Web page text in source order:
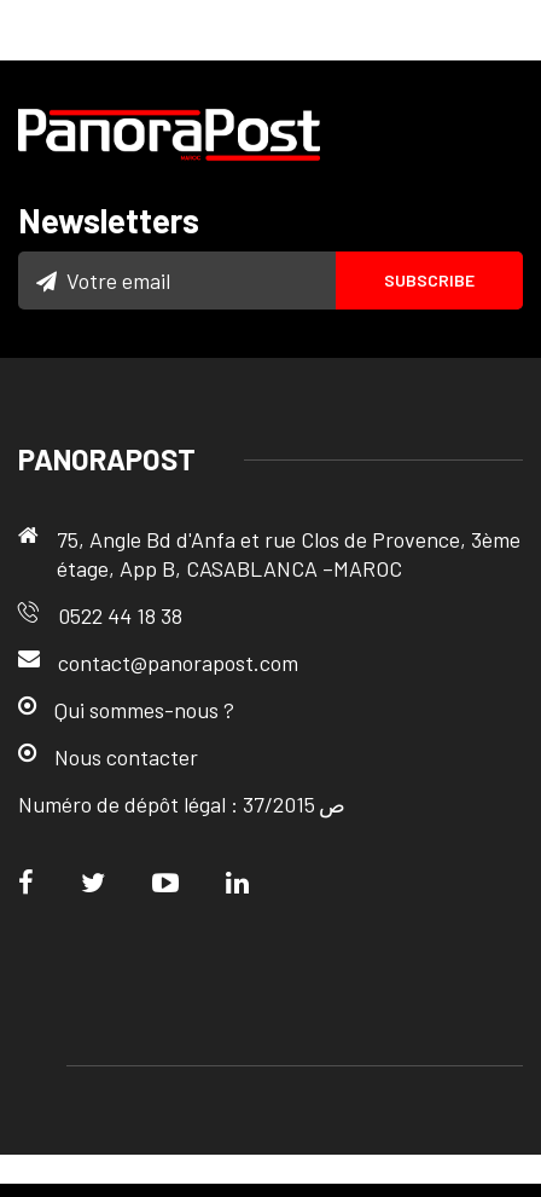
Newsletters
PANORAPOST
75, Angle Bd d'Anfa et rue Clos de Provence, 3ème
étage, App B, CASABLANCA –MAROC
0522 44 18 38
contact@panorapost.com
Qui sommes-nous ?
Nous contacter
Numéro de dépôt légal : ص 37/2015